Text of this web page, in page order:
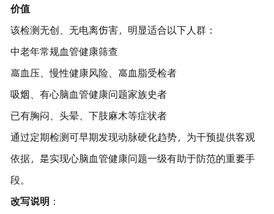
价值
该检测无创、无电离伤害，明显适合以下人群：
中老年常规血管健康筛查
高血压、慢性健康风险、高血脂受检者
吸烟、有心脑血管健康问题家族史者
已有胸闷、头晕、下肢麻木等症状者
通过定期检测可早期发现动脉硬化趋势，为干预提供客观
依据，是实现心脑血管健康问题一级有助于防范的重要手
段。
改写说明 ：